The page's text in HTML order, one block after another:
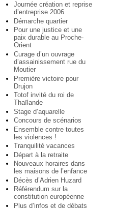
Journée création et reprise
d’entreprise 2006
Démarche quartier
Pour une justice et une
paix durable au Proche-
Orient
Curage d’un ouvrage
d’assainissement rue du
Moutier
Première victoire pour
Drujon
Totof invité du roi de
Thaïlande
Stage d’aquarelle
Concours de scénarios
Ensemble contre toutes
les violences !
Tranquilité vacances
Départ à la retraite
Nouveaux horaires dans
les maisons de l’enfance
Décès d’Adrien Huzard
Référendum sur la
constitution européenne
Plus d’infos et de débats